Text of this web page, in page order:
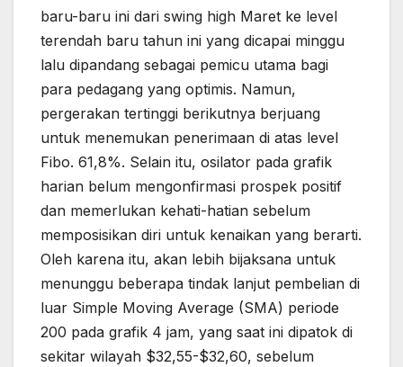
baru-baru ini dari swing high Maret ke level
terendah baru tahun ini yang dicapai minggu
lalu dipandang sebagai pemicu utama bagi
para pedagang yang optimis. Namun,
pergerakan tertinggi berikutnya berjuang
untuk menemukan penerimaan di atas level
Fibo. 61,8%. Selain itu, osilator pada grafik
harian belum mengonfirmasi prospek positif
dan memerlukan kehati-hatian sebelum
memposisikan diri untuk kenaikan yang berarti.
Oleh karena itu, akan lebih bijaksana untuk
menunggu beberapa tindak lanjut pembelian di
luar Simple Moving Average (SMA) periode
200 pada grafik 4 jam, yang saat ini dipatok di
sekitar wilayah $32,55-$32,60, sebelum